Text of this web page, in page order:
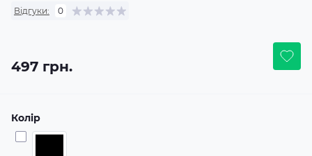
Відгуки: 0
497 грн.
Колір